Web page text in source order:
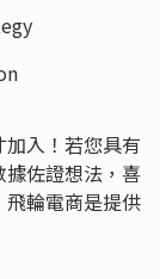
入！若您具有
佐證想法，喜
輪電商是提供